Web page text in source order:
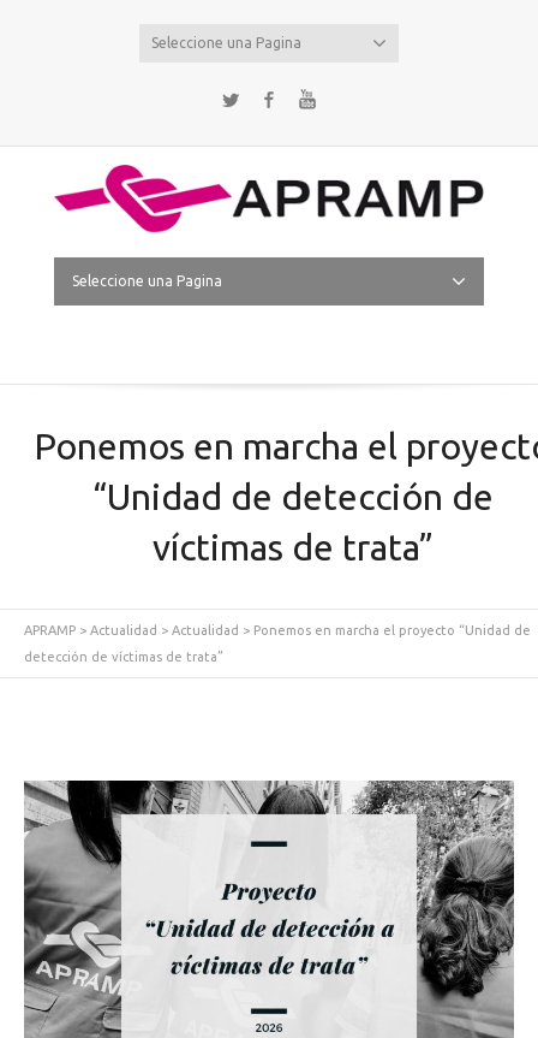
Seleccione una Pagina
Twitter Facebook
Seleccione una Pagina
Ponemos en marcha el
“Unidad de detección de
víctimas de trata”
APRAMP > Actualidad > Actualidad > Ponemos en marcha el proyecto “Unidad de
detección de víctimas de trata”